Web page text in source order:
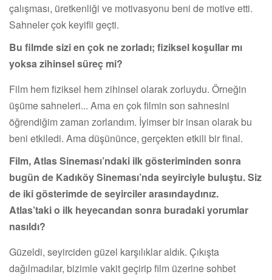
çalışması, üretkenliği ve motivasyonu beni de motive etti.
Sahneler çok keyifli geçti.
Bu filmde sizi en çok ne zorladı; fiziksel koşullar mı
yoksa zihinsel süreç mi?
Film hem fiziksel hem zihinsel olarak zorluydu. Örneğin
üşüme sahneleri... Ama en çok filmin son sahnesini
öğrendiğim zaman zorlandım. İyimser bir insan olarak bu
beni etkiledi. Ama düşününce, gerçekten etkili bir final.
Film, Atlas Sineması’ndaki ilk gösteriminden sonra
bugün de Kadıköy Sineması’nda seyirciyle buluştu. Siz
de iki gösterimde de seyirciler arasındaydınız.
Atlas’taki o ilk heyecandan sonra buradaki yorumlar
nasıldı?
Güzeldi, seyirciden güzel karşılıklar aldık. Çıkışta
dağılmadılar, bizimle vakit geçirip film üzerine sohbet